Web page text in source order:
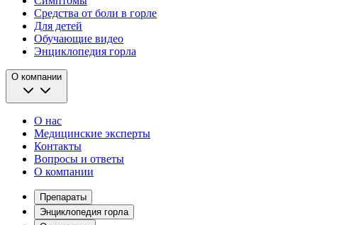
Средства от боли в горле
Для детей
Обучающие видео
Энциклопедия горла
О компании
О нас
Медицинские эксперты
Контакты
Вопросы и ответы
О компании
Препараты
Энциклопедия горла